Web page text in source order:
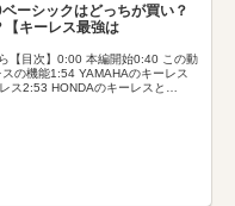
ーシックはどっちが買い？
【キーレス最強は
【目次】0:00 本編開始0:40 この動
の機能1:54 YAMAHAのキーレス
ス2:53 HONDAのキーレスと